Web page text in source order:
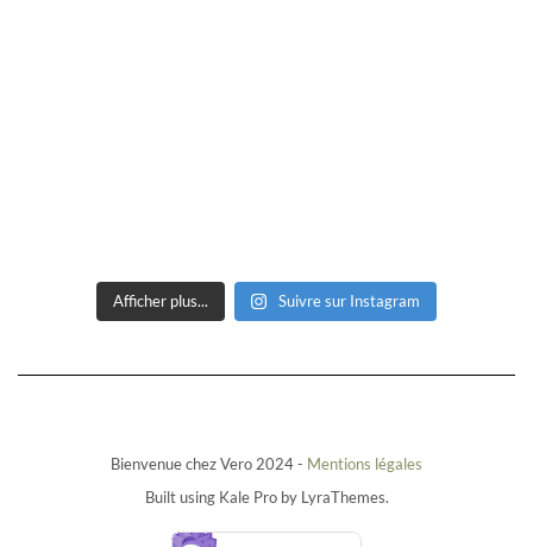
Afficher plus... Suivre sur Instagram
Bienvenue chez Vero 2024 - Mentions légales
Built using Kale Proby LyraThemes.